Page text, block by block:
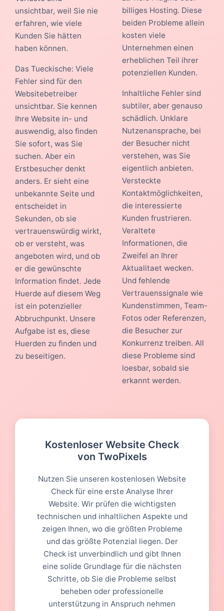
unsichtbar, weil Sie nie
erfahren, wie viele
Kunden Sie hätten
haben können.
Das Tueckische: Viele
Fehler sind für den
Websitebetreiber
unsichtbar. Sie kennen
Ihre Website in- und
auswendig, also finden
Sie sofort, was Sie
suchen. Aber ein
Erstbesucher denkt
anders. Er sieht eine
unbekannte Seite und
entscheidet in
Sekunden, ob sie
vertrauenswürdig wirkt,
ob er versteht, was
angeboten wird, und ob
er die gewünschte
Information findet. Jede
Huerde auf diesem Weg
ist ein potenzieller
Abbruchpunkt. Unsere
Aufgabe ist es, diese
Huerden zu finden und
zu beseitigen.
billiges Hosting. Diese
beiden Probleme allein
kosten viele
Unternehmen einen
erheblichen Teil ihrer
potenziellen Kunden.
Inhaltliche Fehler sind
subtiler, aber genauso
schädlich. Unklare
Nutzenansprache, bei
der Besucher nicht
verstehen, was Sie
eigentlich anbieten.
Versteckte
Kontaktmöglichkeiten,
die interessierte
Kunden frustrieren.
Veraltete
Informationen, die
Zweifel an Ihrer
Aktualitaet wecken.
Und fehlende
Vertrauenssignale wie
Kundenstimmen, Team-
Fotos oder Referenzen,
die Besucher zur
Konkurrenz treiben. All
diese Probleme sind
loesbar, sobald sie
erkannt werden.
Kostenloser Website Check
von TwoPixels
Nutzen Sie unseren kostenlosen Website
Check für eine erste Analyse Ihrer
Website. Wir prüfen die wichtigsten
technischen und inhaltlichen Aspekte und
zeigen Ihnen, wo die größten Probleme
und das größte Potenzial liegen. Der
Check ist unverbindlich und gibt Ihnen
eine solide Grundlage für die nächsten
Schritte, ob Sie die Probleme selbst
beheben oder professionelle
unterstützung in Anspruch nehmen